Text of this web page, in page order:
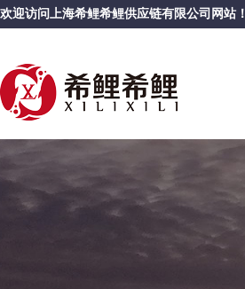
欢迎访问上海希鲤希鲤供应链有限公司网站！